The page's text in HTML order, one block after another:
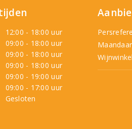
12:00 - 18:00 uur
09:00 - 18:00 uur
09:00 - 18:00 uur
09:00 - 18:00 uur
09:00 - 19:00 uur
09:00 - 17:00 uur
Gesloten